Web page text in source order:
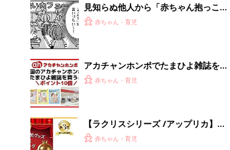
見知らぬ他人から「赤ちゃん抱っこさ
せて〜」と言われたら、どうしたらい
赤ちゃん・育児
アカチャンホンポでたまひよ雑誌を買
うとポイント10倍【期間限定】
赤ちゃん・育児
【ラクリスシリーズ /アップリカ】
抱っこひも人気口コミランキング（体
赤ちゃん・育児